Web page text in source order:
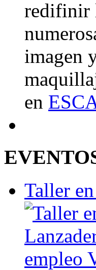
redifinir
imagen
en
Taller